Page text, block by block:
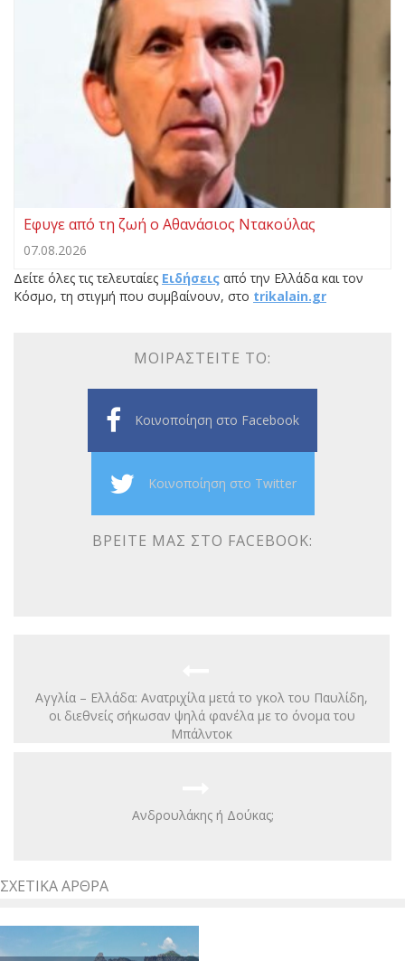
Eφυγε από τη ζωή ο Αθανάσιος Ντακούλας
07.08.2026
Δείτε όλες τις τελευταίες Ειδήσεις από την Ελλάδα και τον
Κόσμο, τη στιγμή που συμβαίνουν, στο trikalain.gr
ΜΟΙΡΑΣΤΕΊΤΕ ΤΟ:
Κοινοποίηση στο Facebook
Κοινοποίηση στο Twitter
ΒΡΕΊΤΕ ΜΑΣ ΣΤΟ FACEBOOK:
Αγγλία – Ελλάδα: Ανατριχίλα μετά το γκολ του Παυλίδη,
οι διεθνείς σήκωσαν ψηλά φανέλα με το όνομα του
Μπάλντοκ
Ανδρουλάκης ή Δούκας;
ΣΧΕΤΙΚΆ ΆΡΘΡΑ